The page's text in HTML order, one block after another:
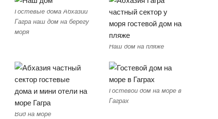
Гостевые дома Абхазии
Гагра наш дом на берегу
моря
Наш дом на пляже
Вид на море
Гостевой дом на море в
Гаграх